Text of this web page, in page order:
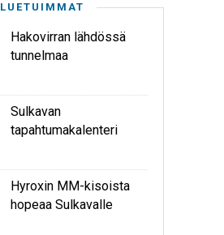
LUETUIMMAT
Hakovirran lähdössä
tunnelmaa
Sulkavan
tapahtumakalenteri
Hyroxin MM-kisoista
hopeaa Sulkavalle